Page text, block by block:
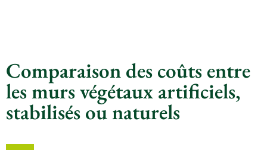
Comparaison des coûts entre
les murs végétaux artificiels,
stabilisés ou naturels